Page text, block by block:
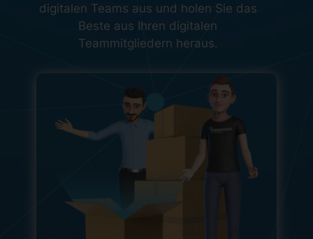
digitalen Teams aus und holen Sie das
Beste aus Ihren digitalen
Teammitgliedern heraus.